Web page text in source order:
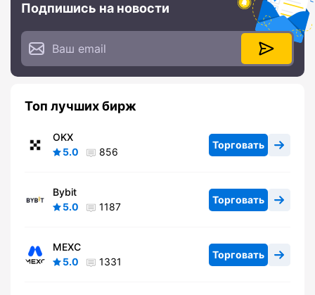
Подпишись на новости
Топ лучших бирж
OKX
5.0
856
Торговать
Bybit
5.0
1187
Торговать
MEXC
5.0
1331
Торговать